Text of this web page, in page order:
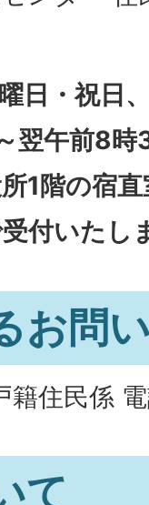
日・祝日
翌午前8
1階の宿
付いたし
お問
籍住民係
て